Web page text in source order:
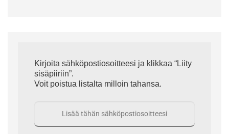
Kirjoita sähköpostiosoitteesi ja klikkaa “Liity
sisäpiiriin”.
Voit poistua listalta milloin tahansa.